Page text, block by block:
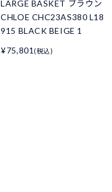
LARGE BASKET ブラウン
CHLOE CHC23AS380 L18
915 BLACK BEIGE 1
¥75,801 (税込)